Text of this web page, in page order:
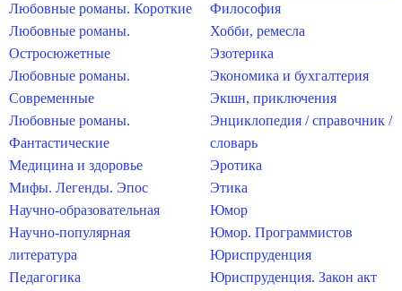
Любовные романы. Короткие
Любовные романы.
Остросюжетные
Любовные романы.
Современные
Любовные романы.
Фантастические
Медицина и здоровье
Мифы. Легенды. Эпос
Научно-образовательная
Научно-популярная
литература
Педагогика
Философия
Хобби, ремесла
Эзотерика
Экономика и бухгалтерия
Экшн, приключения
Энциклопедия / справочник /
словарь
Эротика
Этика
Юмор
Юмор. Программистов
Юриспруденция
Юриспруденция. Закон акт